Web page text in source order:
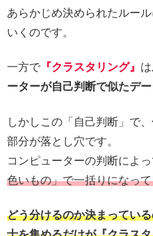
あらかじめ決められたルー
いくのです。
一方で 『クラスタリング』 は
ーターが自己判断で似たデー
しかしこの「自己判断」で
部分が落とし穴です。
コンピューターの判断によっ
色いもの」で一括りになっ
どう分けるのか決まってい